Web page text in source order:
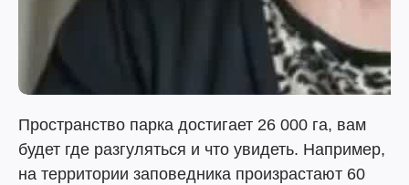
Пространство парка достигает 26 000 га, вам
будет где разгуляться и что увидеть. Например,
на территории заповедника произрастают 60